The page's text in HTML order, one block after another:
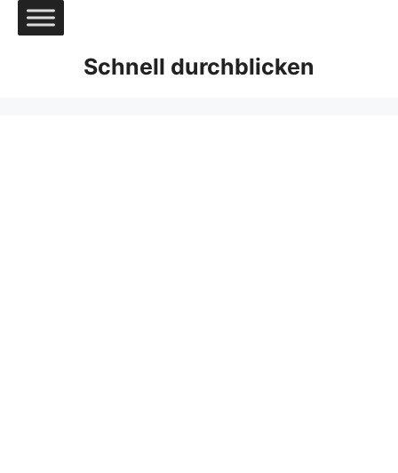
Zum
Inhalt
Schnell durchblicken